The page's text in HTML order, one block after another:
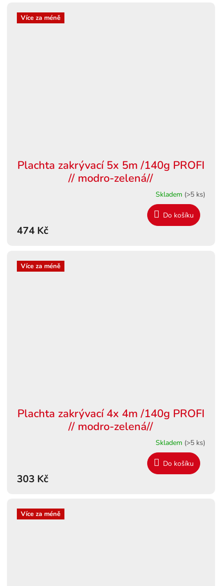
Více za méně
Plachta zakrývací 5x 5m /140g PROFI
// modro-zelená//
Skladem (>5 ks)
474 Kč
Do košíku
Více za méně
Plachta zakrývací 4x 4m /140g PROFI
// modro-zelená//
Skladem (>5 ks)
303 Kč
Do košíku
Více za méně